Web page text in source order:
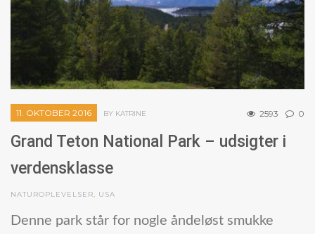
11. OKTOBER 2016 2593 0
BY KATRINE
Grand Teton National Park – udsigter i
verdensklasse
NATUROPLEVELSER, USA
Denne park står for nogle åndeløst smukke